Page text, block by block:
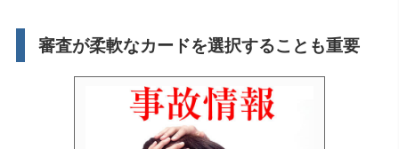
審査が柔軟なカードを選択することも重要